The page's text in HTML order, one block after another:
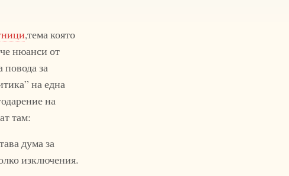
,тема която
нюанси от
повода за
на една
на
там:
дума за
изключения.